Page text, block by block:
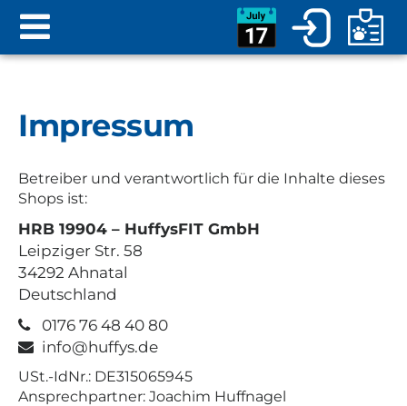
Impressum
Betreiber und verantwortlich für die Inhalte dieses
Shops ist:
HRB 19904 – HuffysFIT GmbH
Leipziger Str. 58
34292 Ahnatal
Deutschland
0176 76 48 40 80
info@huffys.de
USt.-IdNr.: DE315065945
Ansprechpartner: Joachim Huffnagel